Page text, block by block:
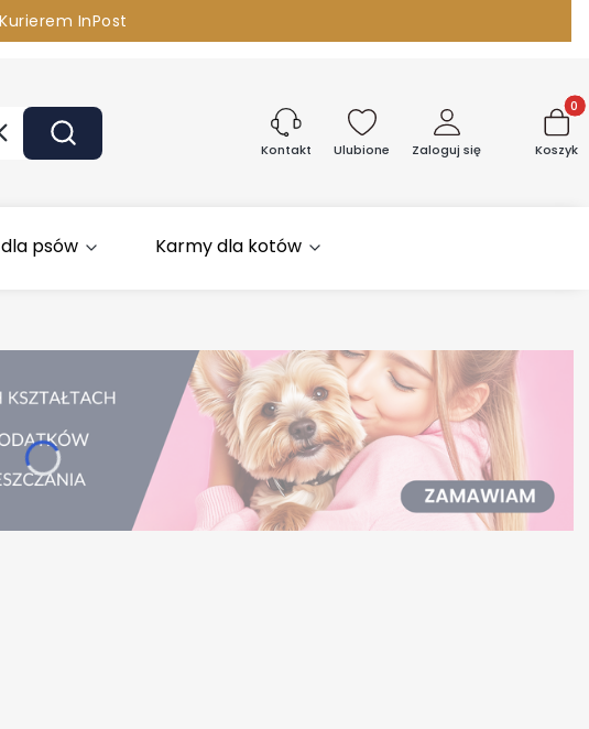
InPost
Szukaj Kontakt Ulubione Zaloguj się Koszyk
psów Karmy dla kotów